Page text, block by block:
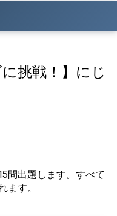
挑戦！】にじ
問出題します。すべて
ます。